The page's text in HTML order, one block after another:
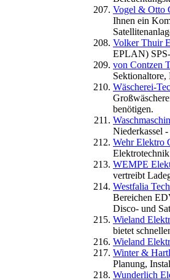
Vogel & Otto
Ihnen ein
Volker Thuir
EPLAN)
von Contzen
Wäscherei-
benötigen.
Niederkassel
Wehr Elektro
WEMPE
vertreibt
Westfalia
Bereichen
Disco- und
Wieland
bietet
Wieland
Winter &
Planung,
Wunderlich